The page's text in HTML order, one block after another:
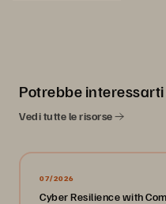
Potrebbe
Vedi tutte le risorse
07/2026
Cyber Resilience with